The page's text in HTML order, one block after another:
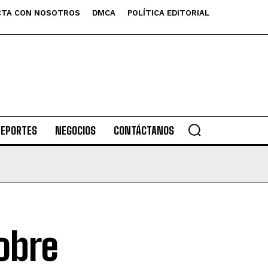
CON NOSOTROS DMCA POLÍTICA EDITORIAL
NEGOCIOS CONTÁCTANOS